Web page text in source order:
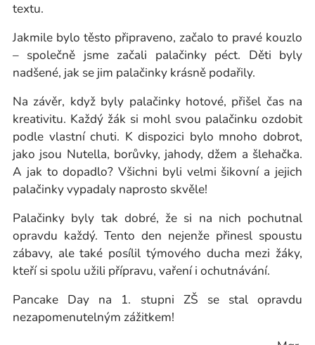
textu.
Jakmile bylo těsto připraveno, začalo to pravé kouzlo
– společně jsme začali palačinky péct. Děti byly
nadšené, jak se jim palačinky krásně podařily.
Na závěr, když byly palačinky hotové, přišel čas na
kreativitu. Každý žák si mohl svou palačinku ozdobit
podle vlastní chuti. K dispozici bylo mnoho dobrot,
jako jsou Nutella, borůvky, jahody, džem a šlehačka.
A jak to dopadlo? Všichni byli velmi šikovní a jejich
palačinky vypadaly naprosto skvěle!
Palačinky byly tak dobré, že si na nich pochutnal
opravdu každý. Tento den nejenže přinesl spoustu
zábavy, ale také posílil týmového ducha mezi žáky,
kteří si spolu užili přípravu, vaření i ochutnávání.
Pancake Day na 1. stupni ZŠ se stal opravdu
nezapomenutelným zážitkem!